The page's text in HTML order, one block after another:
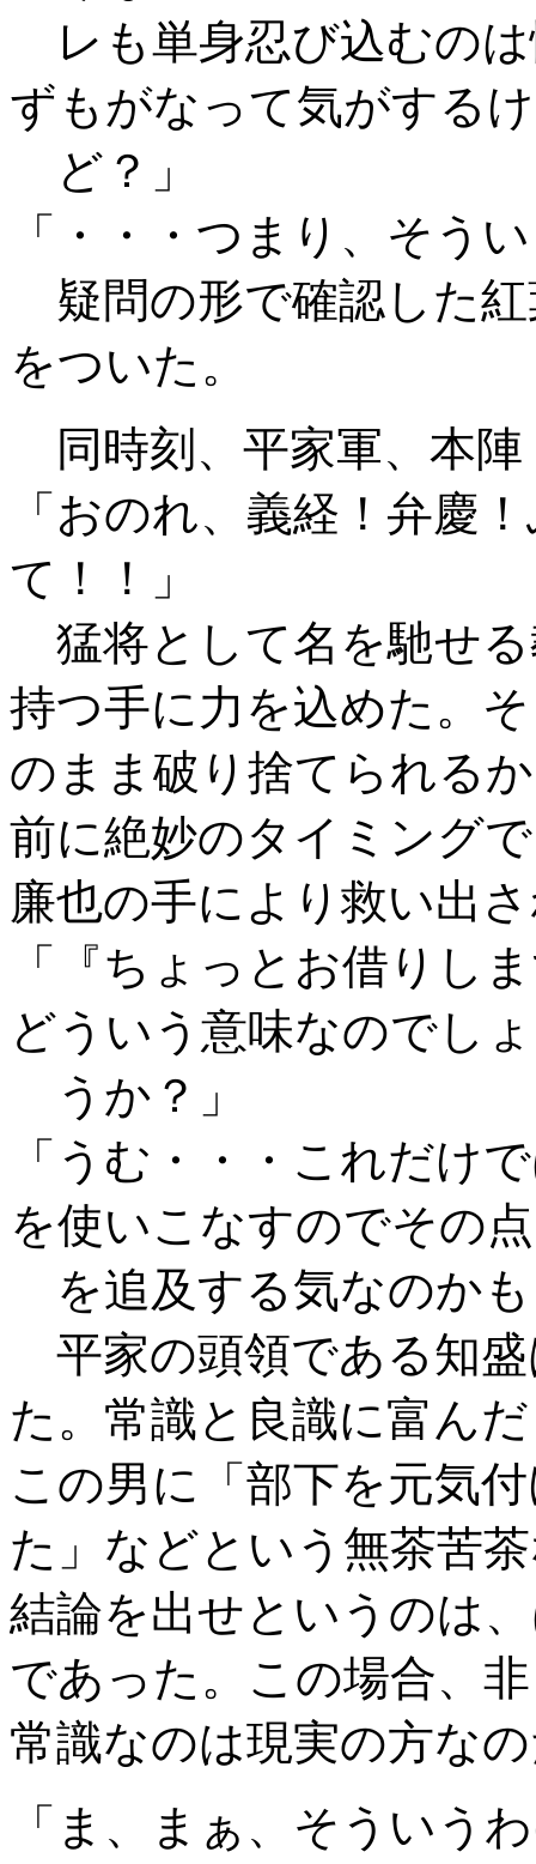
レも単身忍び込むの
ずもがなって気がするけ
ど？」
「・・・つまり、そう
疑問の形で確認した
をついた。
同時刻、平家軍、本陣
「おのれ、義経！弁慶
て！！」
猛将として名を馳せ
持つ手に力を込めた。そ
のまま破り捨てられる
前に絶妙のタイミングで
廉也の手により救い出
「『ちょっとお借りし
どういう意味なのでしょ
うか？」
「うむ・・・これだけ
を使いこなすのでその点
を追及する気なのか
平家の頭領である知
た。常識と良識に富んだ
この男に「部下を元気
た」などという無茶苦
結論を出せというのは
であった。この場合、非
常識なのは現実の方な
「ま、まぁ、そういう